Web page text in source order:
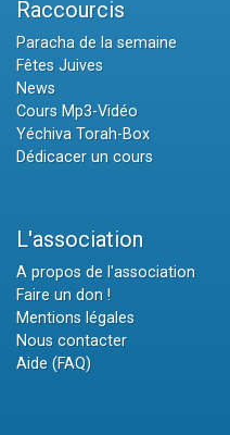
Raccourcis
Paracha de la semaine
Fêtes Juives
News
Cours Mp3-Vidéo
Yéchiva Torah-Box
Dédicacer un cours
L'association
A propos de l'association
Faire un don !
Mentions légales
Nous contacter
Aide (FAQ)